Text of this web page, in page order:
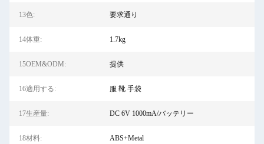
13色: 要求通り
14体重: 1.7kg
15OEM&ODM: 提供
16適用する: 服 靴 手袋
17生産量: DC 6V 1000mA/バッテリー
18材料: ABS+Metal